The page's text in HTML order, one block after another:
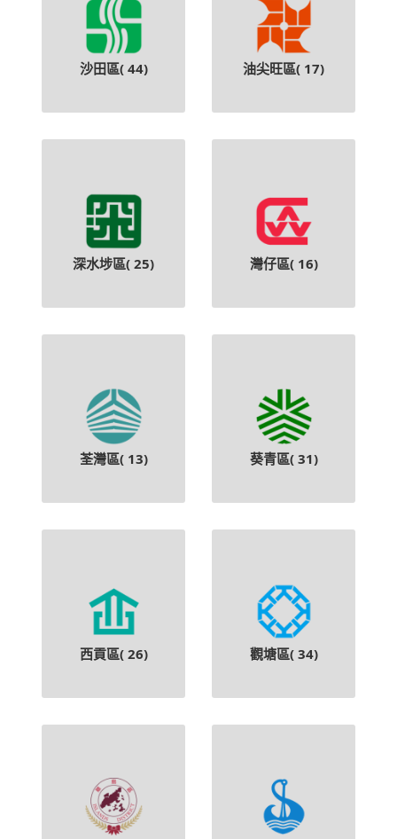
沙田區( 44) 油尖旺區( 17)
深水埗區( 25) 灣仔區( 16)
荃灣區( 13) 葵青區( 31)
西貢區( 26) 觀塘區( 34)